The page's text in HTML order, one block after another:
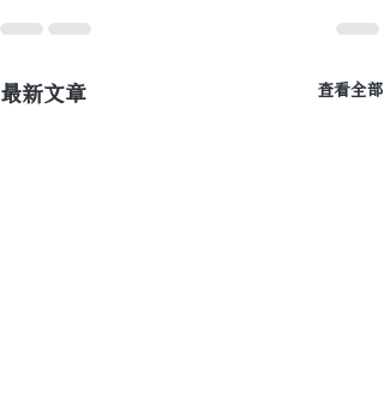
最新文章 查看全部